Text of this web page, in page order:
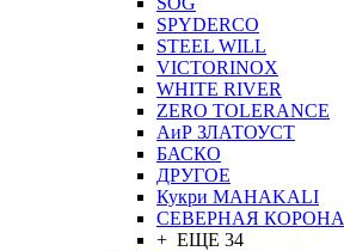
SPYDERCO
STEEL WILL
VICTORINOX
WHITE RIVER
ZERO TOLERANCE
АиР ЗЛАТОУСТ
БАСКО
ДРУГОЕ
Кукри MAHAKALI
СЕВЕРНАЯ КОРОНА
+ ЕЩЕ 34